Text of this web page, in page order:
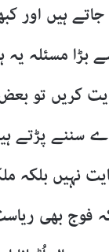
ہیں اور
بڑا مسئلہ
کریں تو بعض
سننے
نہیں بلکہ
فوج بھی